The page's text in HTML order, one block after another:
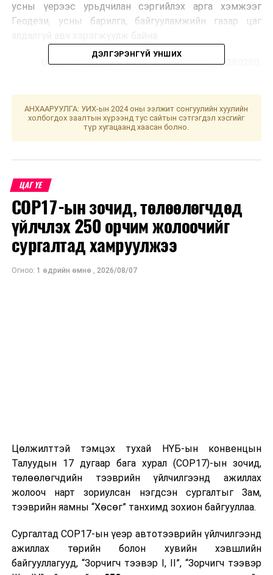
усны үерээс урьдчилан сэргийлэх арга хэмжээг
Геодези, усны барилга, байгууламжийн газар цаг
Шуурхай дуудлагын утас: 77200200, 89280280,
УНШСАН: 2494
Үс шинээр үргээлгэх буюу засуулбал эд, мал арвидна
ӨМНӨХ МЭДЭЭ
шилжүүлнэ
ДЭЛГЭРЭНГҮЙ УНШИХ
АНХААРУУЛГА: УИХ-ын 2024 оны ээлжит сонгуулийн хуулийн
холбогдох заалтын хүрээнд тус сайтын сэтгэгдэл хэсгийг
түр хугацаанд хаасан болно.
ЦАГ ҮЕ
COP17-ын зочид, төлөөлөгчдөд
үйлчлэх 250 орчим жолоочийг
сургалтад хамруулжээ
Огноо: 1 өдрийн өмнө , 2026/08/07
Цөлжилттэй тэмцэх тухай НҮБ-ын конвенцын
Талуудын 17 дугаар бага хурал (COP17)-ын зочид,
төлөөлөгчдийн тээврийн үйлчилгээнд ажиллах
жолооч нарт зориулсан нэгдсэн сургалтыг Зам,
тээврийн яамны “Хөсөг” танхимд зохион байгууллаа.
Сургалтад COP17-ын үеэр автотээврийн үйлчилгээнд
ажиллах төрийн болон хувийн хэвшлийн
байгууллагууд, “Зорчигч тээвэр I, II”, “Зорчигч тээвэр